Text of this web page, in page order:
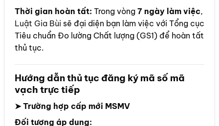
Thời gian hoàn tất: Trong vòng 7 ngày làm việc,
Luật Gia Bùi sẽ đại diện bạn làm việc với Tổng cục
Tiêu chuẩn Đo lường Chất lượng (GS1) để hoàn tất
thủ tục.
Hướng dẫn thủ tục đăng ký mã số mã
vạch trực tiếp
➤ Trường hợp cấp mới MSMV
Đối tượng áp dụng: